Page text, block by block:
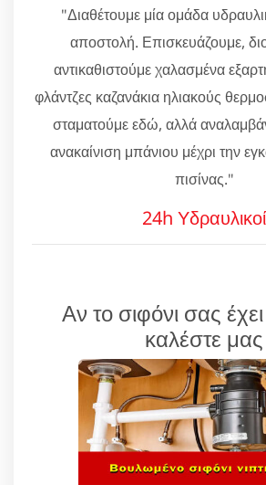
"Διαθέτουμε μία ομάδα
αποστολή. Επισκευάζουμε,
αντικαθιστούμε χαλασμένα
φλάντζες καζανάκια ηλιακούς
σταματούμε εδώ, αλλά
ανακαίνιση μπάνιου μέχρι την
πισίνας."
24h Υδραυλικοί
Αν το σιφόνι σας
καλέστε μας